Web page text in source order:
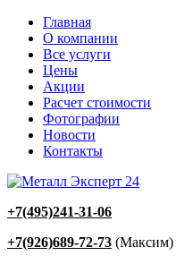
Главная
О компании
Все услуги
Цены
Акции
Расчет стоимости
Фотографии
Новости
Контакты
+7(495)241-31-06
+7(926)689-72-73 (Максим)